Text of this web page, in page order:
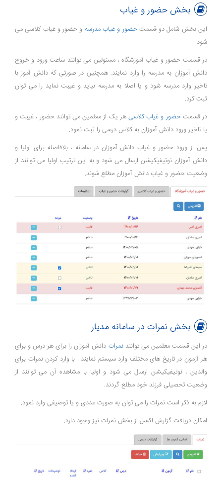
بخش حضور و غیاب
این بخش شامل دو قسمتحضور و غیاب مدرسه و حضور و غیاب کلاسی می
شود.
در قسمت حضور و غیاب آموزشگاه ، مسئولین می توانند ساعت ورود و خروج
دانش آموزان به مدرسه را وارد نمایند. همچنین در صورتی که دانش آموز با
تاخیر وارد مدرسه شود و یا اصلا به مدرسه نیاید و غیبت نماید را می توان
ثبت کرد.
در قسمتحضور و غیاب کلاسی هر یک از معلمین می توانند حضور ، غیبت و
یا تاخیر ورود دانش آموزان به کلاس درسی را ثبت نمود.
پس از ورود حضور و غیاب دانش آموزان در سامانه ، بلافاصله برای اولیا و
دانش آموزان نوتیفیکیشن ارسال می شود و به این ترتیب اولیا می توانند از
وضعیت حضور و غیاب دانش آموزان مطلع شوند.
بخش نمرات در سامانه مدیار
در این قسمت معلمین می توانندنمرات دانش آموزان را برای هر درس و برای
هر آزمون در تاریخ های مختلف وارد سیستم نمایند . با وارد کردن نمرات برای
والدین ، نوتیفیکیشن ارسال می شود و اولیا با مشاهده آن می توانند از
وضعیت تحصیلی فرزند خود مطلع گردند.
لازم به ذکر است نمرات را می توان به صورت عددی و یا توصیفی وارد نمود.
امکان دریافت گزارش اکسل از بخش نمرات نیز وجود دارد.